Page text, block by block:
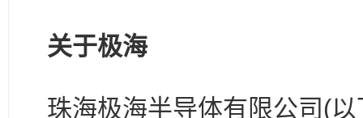
关于极海
珠海极海半导体有限公司(